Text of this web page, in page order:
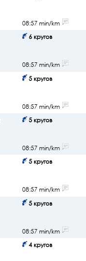
08:57 min/km
6 кругов
08:57 min/km
5 кругов
08:57 min/km
5 кругов
08:57 min/km
5 кругов
08:57 min/km
5 кругов
08:57 min/km
4 кругов